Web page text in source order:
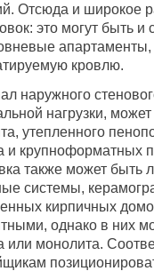
Отсюда и широкое
это могут быть и
кровлю.
наружного
нагрузки,
утепленного
и крупноформатных
также может быть
системы,
кирпичных
однако в них
или монолита.